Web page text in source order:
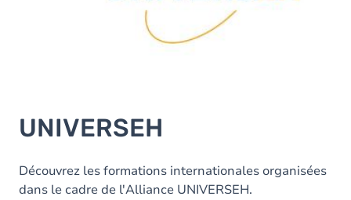
UNIVERSEH
Découvrez les formations internationales organisées
dans le cadre de l'Alliance UNIVERSEH.